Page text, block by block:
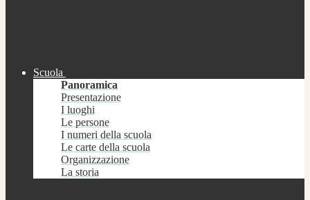
Scuola
Panoramica
Presentazione
I luoghi
Le persone
I numeri della scuola
Le carte della scuola
Organizzazione
La storia